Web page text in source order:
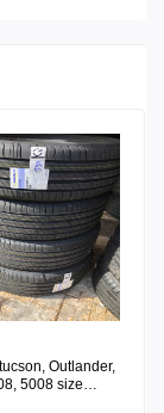
Outlander,
5008 size